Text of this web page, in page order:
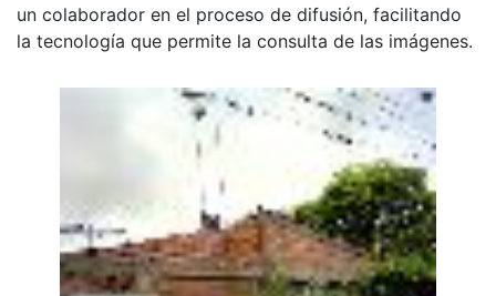
un colaborador en el proceso de difusión, facilitando
la tecnología que permite la consulta de las imágenes.